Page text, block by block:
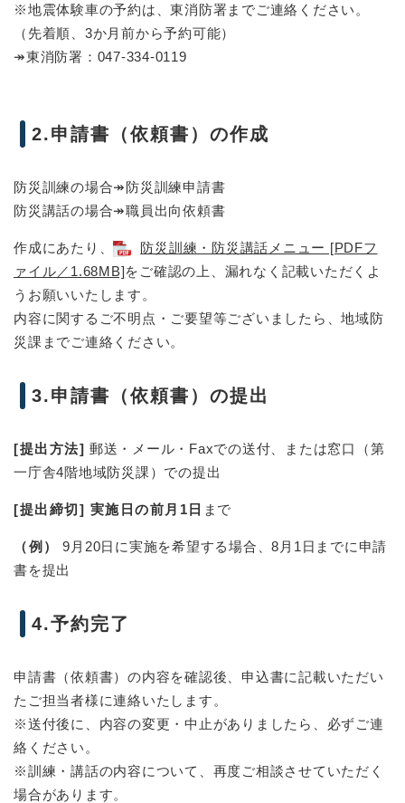
※地震体験車の予約は、東消防署までご連絡ください。
（先着順、3か月前から予約可能）
​↠東消防署：047-334-0119
2.申請書（依頼書）の作成
防災訓練の場合↠防災訓練申請書
防災講話の場合↠職員出向依頼書
作成にあたり、
防災訓練・防災講話メニュー [PDFフ
ァイル／1.68MB]をご確認の上、漏れなく記載いただくよ
うお願いいたします。
内容に関するご不明点・ご要望等ございましたら、地域防
災課までご連絡ください。
3.申請書（依頼書）の提出
[提出方法] 郵送・メール・Faxでの送付、または窓口（第
一庁舎4階地域防災課）での提出
[提出締切] 実施日の前月1日 まで
（例）
9月20日に実施を希望する場合、8月1日までに申請
書を提出
4.予約完了
申請書（依頼書）の内容を確認後、申込書に記載いただい
たご担当者様に連絡いたします。
※送付後に、内容の変更・中止がありましたら、必ずご連
絡ください。
※訓練・講話の内容について、再度ご相談させていただく
場合があります。